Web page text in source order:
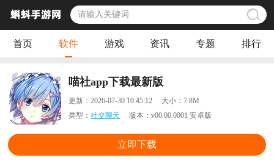
首页 软件 游戏 资讯 专题 排行
喵社app下载最新版
更新： 2026-07-30 10:45:12 大小： 7.8M
类型： 社交聊天 版本： v00.00.0001 安卓版
立即下载